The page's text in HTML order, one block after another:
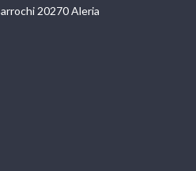
20270 Aleria